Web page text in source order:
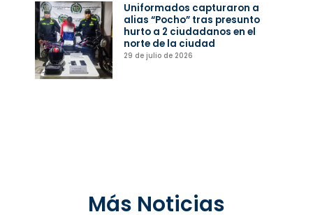
Uniformados capturaron a
alias “Pocho” tras presunto
hurto a 2 ciudadanos en el
norte de la ciudad
29 de julio de 2026
Más Noticias